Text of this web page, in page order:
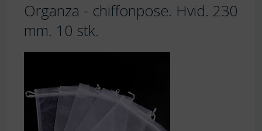
Organza - chiffonpose. Hvid. 230
mm. 10 stk.